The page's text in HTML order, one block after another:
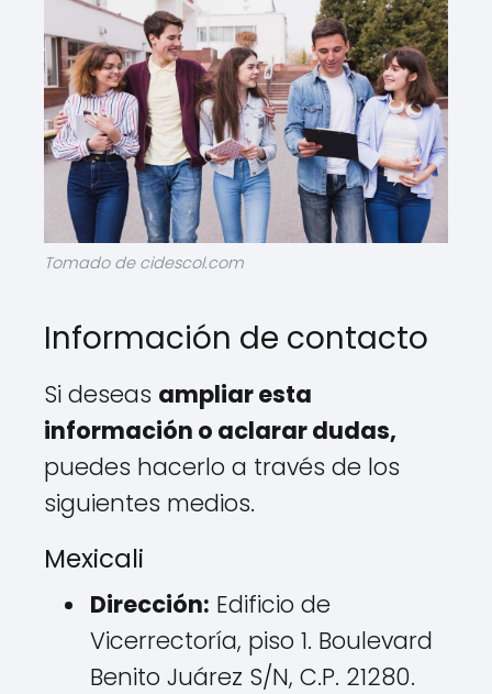
Tomado de cidescol.com
Información de contacto
Si deseas ampliar esta
información o aclarar dudas,
puedes hacerlo a través de los
siguientes medios.
Mexicali
Dirección: Edificio de
Vicerrectoría, piso 1. Boulevard
Benito Juárez S/N, C.P. 21280.